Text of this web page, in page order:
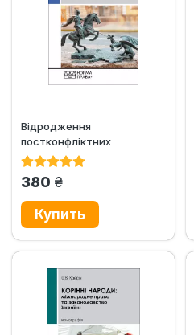
Відродження
постконфліктних
територій: світовий досвід
380 грн.